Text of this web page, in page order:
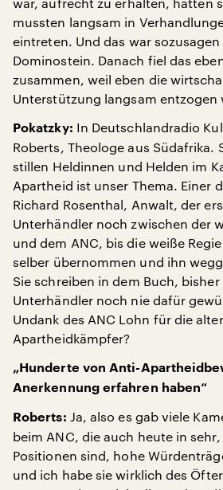
mussten langsam in
eintreten. Und das war
Dominostein. Danach fiel das
zusammen, weil eben die
Unterstützung langsam entzogen
Pokatzky: In Deutschlandradio
Roberts, Theologe aus Südafrika.
stillen Heldinnen und Helden im
Apartheid ist unser Thema. Einer
Richard Rosenthal, Anwalt, der
Unterhändler noch zwischen der
und dem ANC, bis die weiße
selber übernommen und ihn
Sie schreiben in dem Buch,
Unterhändler noch nie dafür
Undank des ANC Lohn für die
Apartheidkämpfer?
„Hunderte von Anti-
Anerkennung erfahren haben“
Roberts: Ja, also es gab viele
beim ANC, die auch heute in
Positionen sind, hohe
und ich habe sie wirklich des